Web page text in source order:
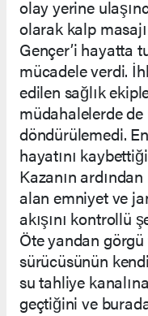
olay yerine
olarak kalp
Gençer’i hayatta
mücadele verdi.
edilen sağlık
müdahalelerde
döndürülemedi.
hayatını
Kazanın
alan emniyet ve
akışını kontrollü
Öte yandan görgü
sürücüsünün
su tahliye
geçtiğini ve